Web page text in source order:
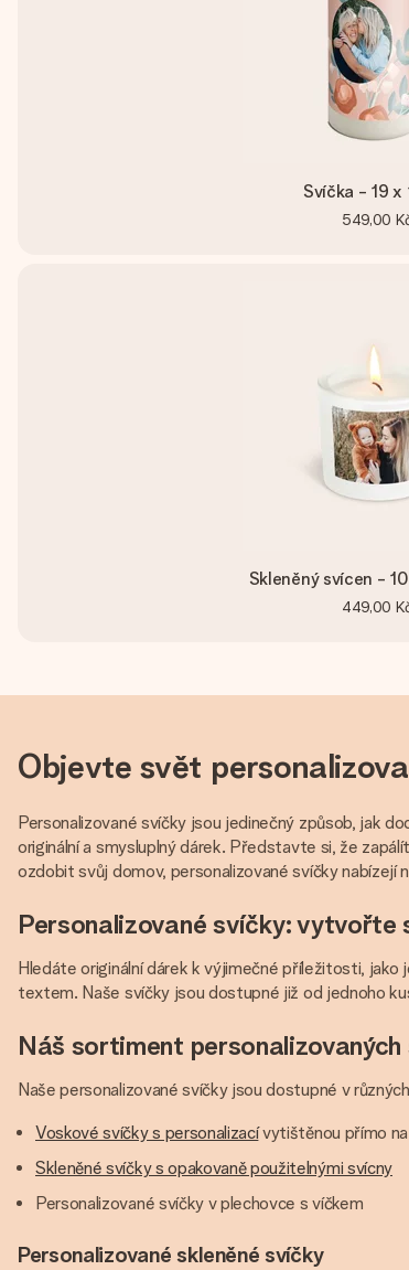
Svíčka - 19 x
549,00
Skleněný svícen -
449,00
Objevte svět
Personalizované svíčky jsou jedinečný způsob, jak
originální a smysluplný dárek. Představte si, že
ozdobit svůj domov, personalizované svíčky
Personalizované svíčky:
Hledáte originální dárek k výjimečné příležitosti,
textem. Naše svíčky jsou dostupné již od jednoho
Náš sortiment personalizovaných
Naše personalizované svíčky jsou dostupné v
Voskové svíčky s personalizacívytištěnou přímo
Skleněné svíčky s opakovaně použitelnými svícny
Personalizované svíčky v plechovce s víčkem
Personalizované skleněné svíčky